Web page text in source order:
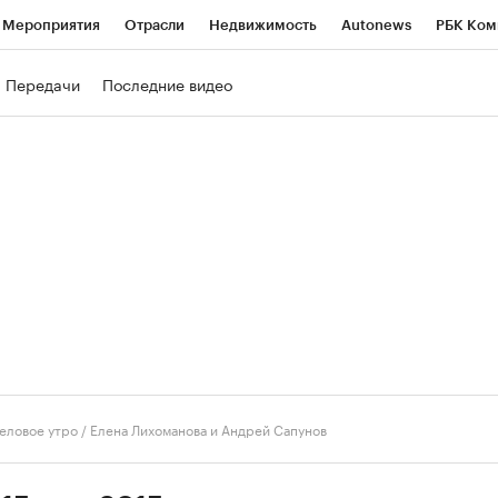
Мероприятия Отрасли Недвижимость Autonews РБК
Передачи Последние видео
утро / Елена Лихоманова и Андрей Сапунов